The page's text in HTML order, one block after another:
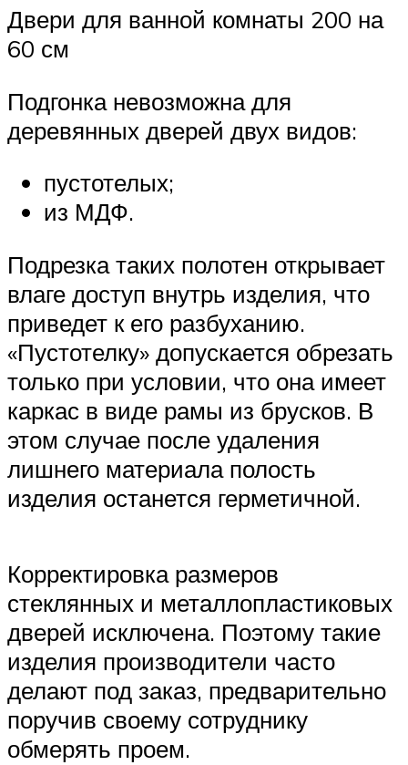
Двери для ванной комнаты 200 на
60 см
Подгонка невозможна для
деревянных дверей двух видов:
пустотелых;
из МДФ.
Подрезка таких полотен открывает
влаге доступ внутрь изделия, что
приведет к его разбуханию.
«Пустотелку» допускается обрезать
только при условии, что она имеет
каркас в виде рамы из брусков. В
этом случае после удаления
лишнего материала полость
изделия останется герметичной.
Корректировка размеров
стеклянных и металлопластиковых
дверей исключена. Поэтому такие
изделия производители часто
делают под заказ, предварительно
поручив своему сотруднику
обмерять проем.